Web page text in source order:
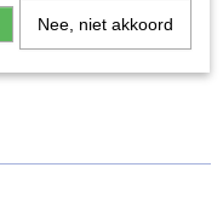
Nee, niet akkoord